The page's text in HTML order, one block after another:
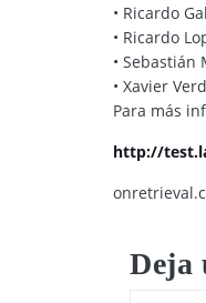
• Ricardo
• Ricardo
• Sebastián
• Xavier
Para más
http://
Deja